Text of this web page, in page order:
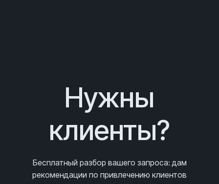
Нужны
клиенты?
Бесплатный разбор вашего запроса: дам
рекомендации по привлечению клиентов